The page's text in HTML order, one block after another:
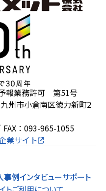
報業務許可 第51号
州市小倉南区徳力新町2
：093-965-1055
業サイト
事例インタビューサポート